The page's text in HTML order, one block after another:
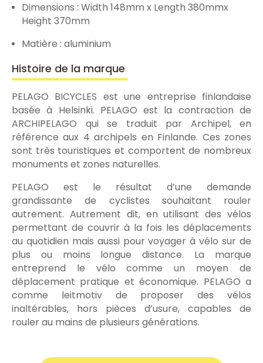
Dimensions : Width 148mm x Length 380mmx
Height 370mm
Matière : aluminium
Histoire de la marque
PELAGO BICYCLES est une entreprise finlandaise
basée à Helsinki. PELAGO est la contraction de
ARCHIPELAGO qui se traduit par Archipel, en
référence aux 4 archipels en Finlande. Ces zones
sont très touristiques et comportent de nombreux
monuments et zones naturelles.
PELAGO est le résultat d’une demande
grandissante de cyclistes souhaitant rouler
autrement. Autrement dit, en utilisant des vélos
permettant de couvrir à la fois les déplacements
au quotidien mais aussi pour voyager à vélo sur de
plus ou moins longue distance. La marque
entreprend le vélo comme un moyen de
déplacement pratique et économique. PELAGO a
comme leitmotiv de proposer des vélos
inaltérables, hors pièces d’usure, capables de
rouler au mains de plusieurs générations.